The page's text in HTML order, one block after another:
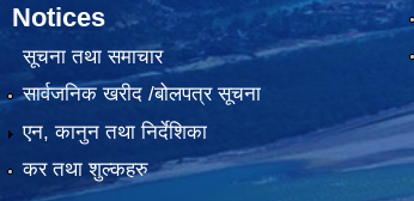
Notices
सूचना तथा समाचार
सार्वजनिक खरीद /बोलपत्र सूचना
एन, कानुन तथा निर्देशिका
कर तथा शुल्कहरु